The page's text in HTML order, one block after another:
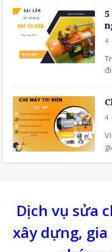
...
Dịch vụ sửa
xây dựng,